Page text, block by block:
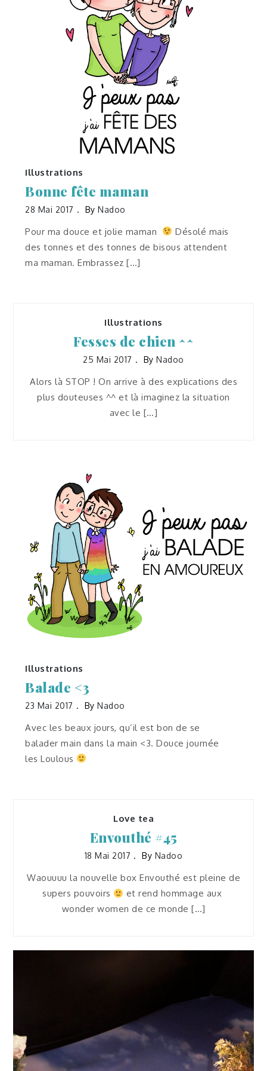
Illustrations
Bonne fête maman
28 Mai 2017 ByNadoo
Pour ma douce et jolie maman
Désolé mais
des tonnes et des tonnes de bisous attendent
ma maman. Embrassez […]
Illustrations
Fesses de chien ^^
25 Mai 2017 ByNadoo
Alors là STOP ! On arrive à des explications des
plus douteuses ^^ et là imaginez la situation
avec le […]
Illustrations
Balade <3
23 Mai 2017 ByNadoo
Avec les beaux jours, qu’il est bon de se
balader main dans la main <3. Douce journée
les Loulous
Love tea
Envouthé #45
18 Mai 2017 By Nadoo
Waouuuu la nouvelle box Envouthé est pleine de
supers pouvoirs
et rend hommage aux
wonder women de ce monde […]